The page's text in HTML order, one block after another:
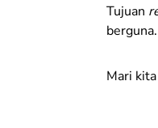
Tujuan
Mari